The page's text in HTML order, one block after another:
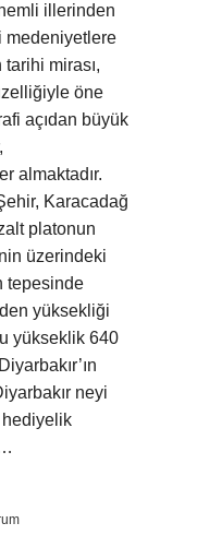
illerinden
medeniyetlere
mirası,
öne
açıdan büyük
almaktadır.
Karacadağ
platonun
üzerindeki
tepesinde
yüksekliği
yükseklik 640
neyi
hediyelik